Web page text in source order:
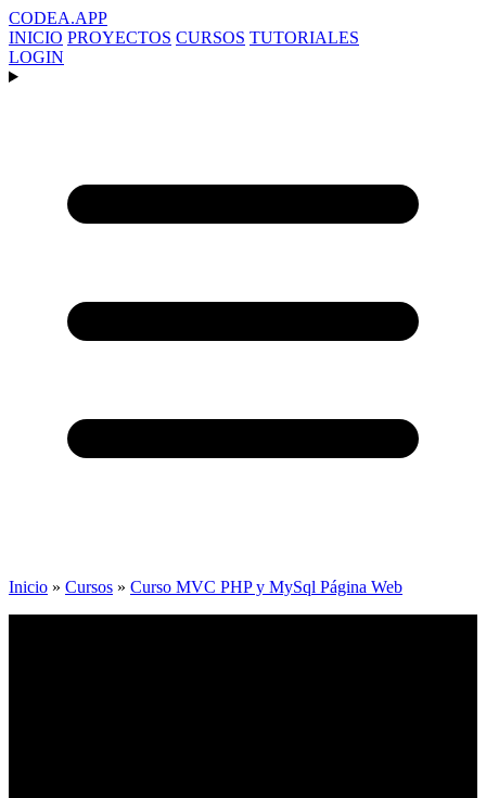
CODEA.APP
INICIO PROYECTOS CURSOS TUTORIALES
LOGIN
Inicio » Cursos » Curso MVC PHP y MySql Página Web